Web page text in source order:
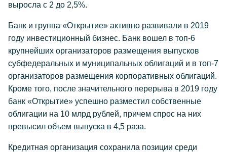
выросла с 2 до 2,5%.
Банк и группа «Открытие» активно развивали в 2019
году инвестиционный бизнес. Банк вошел в топ-6
крупнейших организаторов размещения выпусков
субфедеральных и муниципальных облигаций и в топ-7
организаторов размещения корпоративных облигаций.
Кроме того, после значительного перерыва в 2019 году
банк «Открытие» успешно разместил собственные
облигации на 10 млрд рублей, причем спрос на них
превысил объем выпуска в 4,5 раза.
Кредитная организация сохранила позиции среди